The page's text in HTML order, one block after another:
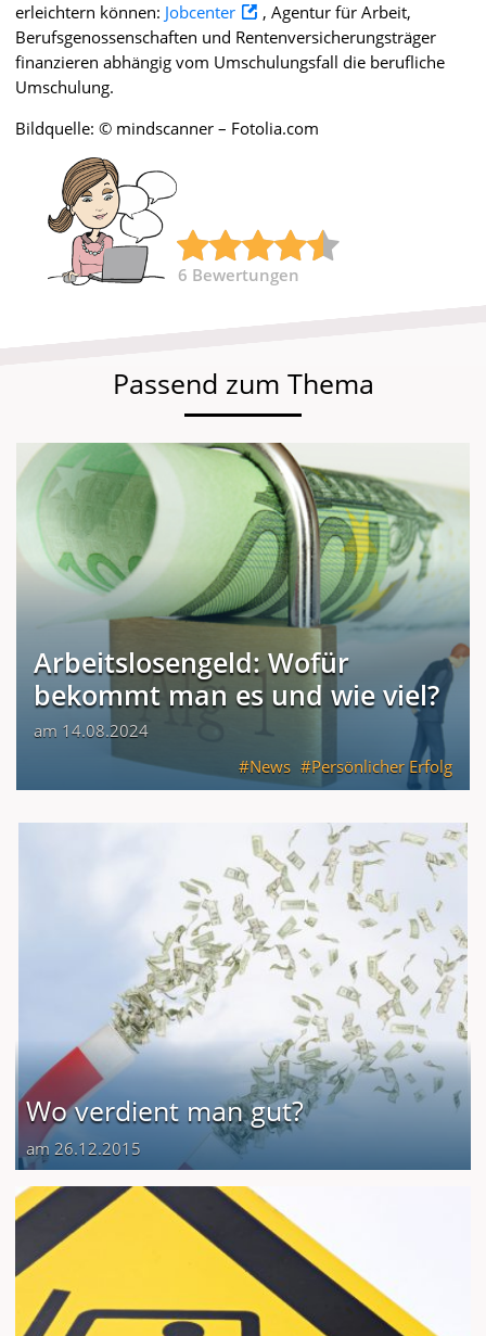
erleichtern können: Jobcenter
, Agentur für Arbeit,
Berufsgenossenschaften und Rentenversicherungsträger
finanzieren abhängig vom Umschulungsfall die berufliche
Umschulung.
Bildquelle: © mindscanner – Fotolia.com
6 Bewertungen
Passend zum Thema
Arbeitslosengeld: Wofür
bekommt man es und wie viel?
am 14.08.2024
News
Persönlicher Erfolg
Wo verdient man gut?
am 26.12.2015